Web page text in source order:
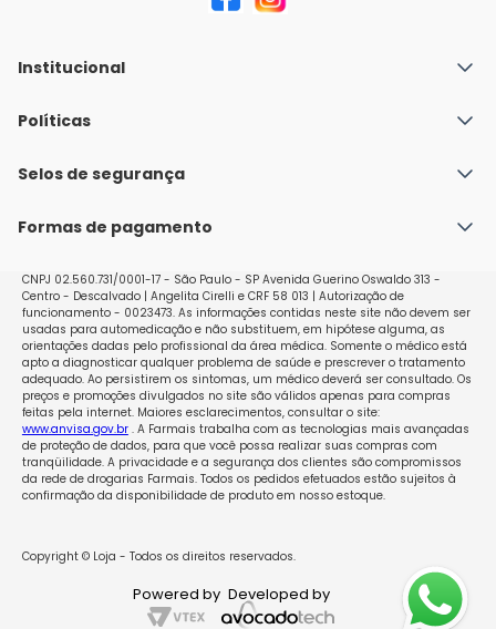
Institucional
Quem Somos
Nossas lojas
Políticas
Política de Envio
Políticas de Trocas e Devoluções
Selos de segurança
Formas de pagamento
CNPJ 02.560.731/0001-17 - São Paulo - SP Avenida Guerino Oswaldo 313 -
Centro - Descalvado | Angelita Cirelli e CRF 58 013 | Autorização de
funcionamento - 0023473. As informações contidas neste site não devem ser
usadas para automedicação e não substituem, em hipótese alguma, as
orientações dadas pelo profissional da área médica. Somente o médico está
apto a diagnosticar qualquer problema de saúde e prescrever o tratamento
adequado. Ao persistirem os sintomas, um médico deverá ser consultado. Os
preços e promoções divulgados no site são válidos apenas para compras
feitas pela internet. Maiores esclarecimentos, consultar o site:
www.anvisa.gov.br. A Farmais trabalha com as tecnologias mais avançadas
de proteção de dados, para que você possa realizar suas compras com
tranqüilidade. A privacidade e a segurança dos clientes são compromissos
da rede de drogarias Farmais. Todos os pedidos efetuados estão sujeitos à
confirmação da disponibilidade de produto em nosso estoque.
Copyright © Loja - Todos os direitos reservados.
Powered by Developed by